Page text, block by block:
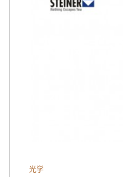
光学